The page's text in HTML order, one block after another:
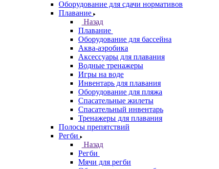
Оборудование для сдачи нормативов
Плавание
Назад
Плавание
Оборудование для бассейна
Аква-аэробика
Аксессуары для плавания
Водные тренажеры
Игры на воде
Инвентарь для плавания
Оборудование для пляжа
Спасательные жилеты
Спасательный инвентарь
Тренажеры для плавания
Полосы препятствий
Регби
Назад
Регби
Мячи для регби